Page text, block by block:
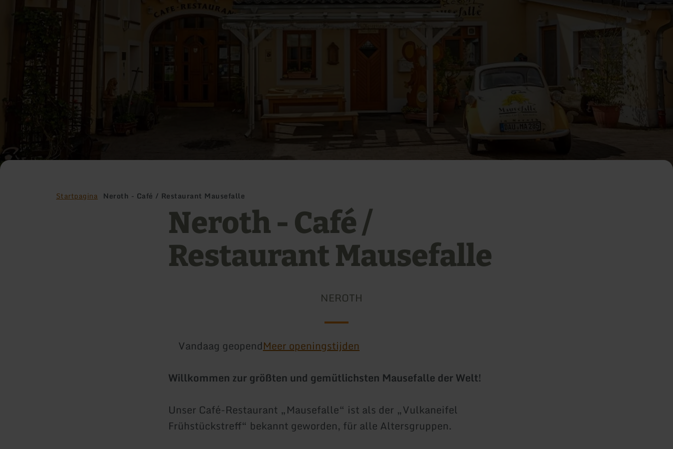
Startpagina Neroth - Café / Restaurant Mausefalle
Neroth - Café /
Restaurant Mausefalle
NEROTH
Vandaag geopendMeer openingstijden
Willkommen zur größten und gemütlichsten Mausefalle der Welt!
Unser Café-Restaurant „Mausefalle“ ist als der „Vulkaneifel
Frühstückstreff“ bekannt geworden, für alle Altersgruppen.